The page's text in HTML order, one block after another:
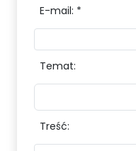
E-mail: *
Temat:
Treść: